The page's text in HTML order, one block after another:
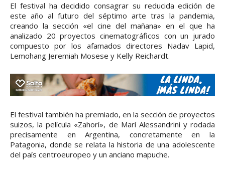
El festival ha decidido consagrar su reducida edición de
este año al futuro del séptimo arte tras la pandemia,
creando la sección «el cine del mañana» en el que ha
analizado 20 proyectos cinematográficos con un jurado
compuesto por los afamados directores Nadav Lapid,
Lemohang Jeremiah Mosese y Kelly Reichardt.
El festival también ha premiado, en la sección de proyectos
suizos, la película «Zahorí», de Marí Alessandrini y rodada
precisamente en Argentina, concretamente en la
Patagonia, donde se relata la historia de una adolescente
del país centroeuropeo y un anciano mapuche.